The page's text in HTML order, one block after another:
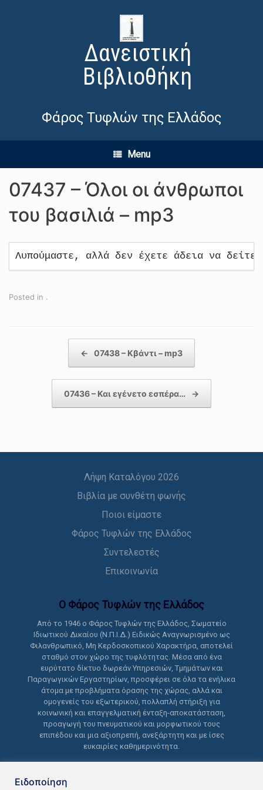
Δανειστική
Βιβλιοθήκη
Φάρος Τυφλών της Ελλάδος
Menu
07437 – Όλοι οι άνθρωποι
του βασιλιά – mp3
Λυπούμαστε, αλλά δεν έχετε άδεια να δείτε
Posted in .
← 07438 – Κβάντι – mp3
07436 – Και εγένετο εσπέρα… →
Λήψη Καταλόγου 2026
Βιβλία με συνθέτη φωνής
Ποιοι είμαστε
Φάρος Τυφλών της Ελλάδος
Συντελεστές
Επικοινωνία
Ο Φάρος Τυφλών της Ελλάδoς
Από το 1946 ο Φάρος Τυφλών της Ελλάδος, Σωματείο
Ιδιωτικού Δικαίου (Ν.Π.Ι.Δ.) Ειδικώς Αναγνωρισμένο ως
Φιλανθρωπικό, Μη Κερδοσκοπικού Χαρακτήρα, αποτελεί
σταθμό στον χώρο της τυφλότητας. Μέσα από ένα
ευρύτατο δίκτυο δωρεάν Υπηρεσιών, Τμημάτων και
Παραγωγικών Εργαστηρίων, προσφέρει σε όλα τα ενήλικα
άτομα με προβλήματα όρασης της χώρας, αλλά και
ομογενείς του εξωτερικού, πολλαπλή στήριξη για
κοινωνική και επαγγελματική ένταξη-αποκατάσταση,
προαγωγή του πνευματικού και μορφωτικού τους
επιπέδου και μια αξιοπρεπή, ανεξάρτητη και με ίσες
ευκαιρίες καθημερινότητα.
Ειδοποίηση